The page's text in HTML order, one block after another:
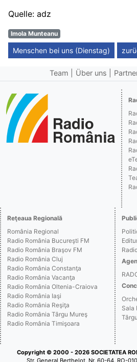
Quelle: adz
Imola Munteanu
Menschen bei uns (Dienstag)
Team Über uns
Reţeaua Regională
România Regional
Radio România Bucureşti FM
Radio România Braşov FM
Radio România Cluj
Radio România Constanţa
Radio România Vacanţa
Radio România Oltenia-Craiova
Radio România Iaşi
Radio România Reşiţa
Radio România Târgu Mureş
Radio România Timişoara
Sala
Copyright © 2000 - 2026 SOCIETATEA
Str. General Berthelot, Nr. 60-64, RO-